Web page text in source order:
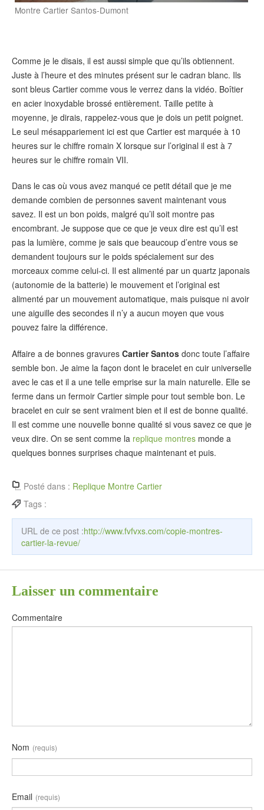
Montre Cartier Santos-Dumont
Comme je le disais, il est aussi simple que qu’ils obtiennent.
Juste à l’heure et des minutes présent sur le cadran blanc. Ils
sont bleus Cartier comme vous le verrez dans la vidéo. Boîtier
en acier inoxydable brossé entièrement. Taille petite à
moyenne, je dirais, rappelez-vous que je dois un petit poignet.
Le seul mésappariement ici est que Cartier est marquée à 10
heures sur le chiffre romain X lorsque sur l’original il est à 7
heures sur le chiffre romain VII.
Dans le cas où vous avez manqué ce petit détail que je me
demande combien de personnes savent maintenant vous
savez. Il est un bon poids, malgré qu’il soit montre pas
encombrant. Je suppose que ce que je veux dire est qu’il est
pas la lumière, comme je sais que beaucoup d’entre vous se
demandent toujours sur le poids spécialement sur des
morceaux comme celui-ci. Il est alimenté par un quartz japonais
(autonomie de la batterie) le mouvement et l’original est
alimenté par un mouvement automatique, mais puisque ni avoir
une aiguille des secondes il n’y a aucun moyen que vous
pouvez faire la différence.
Affaire a de bonnes gravures Cartier Santos donc toute l’affaire
semble bon. Je aime la façon dont le bracelet en cuir universelle
avec le cas et il a une telle emprise sur la main naturelle. Elle se
ferme dans un fermoir Cartier simple pour tout semble bon. Le
bracelet en cuir se sent vraiment bien et il est de bonne qualité.
Il est comme une nouvelle bonne qualité si vous savez ce que je
veux dire. On se sent comme la replique montres monde a
quelques bonnes surprises chaque maintenant et puis.
Posté dans : Replique Montre Cartier
Tags :
URL de ce post :http://www.fvfvxs.com/copie-montres-
cartier-la-revue/
Laisser un commentaire
Commentaire
Nom (requis)
Email (requis)